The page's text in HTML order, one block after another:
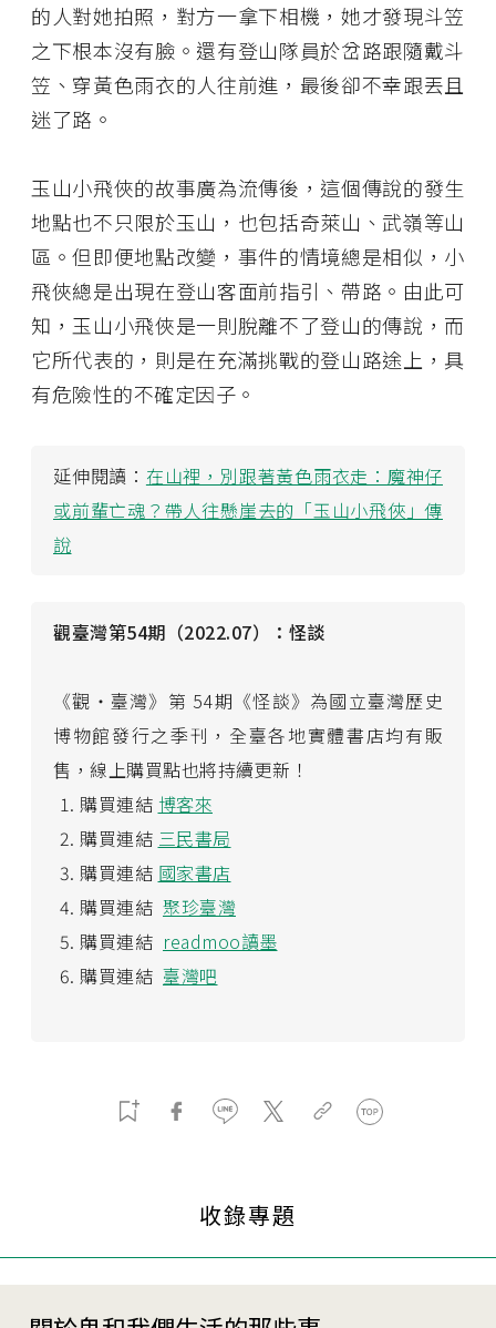
的人對她拍照，對方一拿下相機，她才發現斗笠
之下根本沒有臉。還有登山隊員於岔路跟隨戴斗
笠、穿黃色雨衣的人往前進，最後卻不幸跟丟且
迷了路。
玉山小飛俠的故事廣為流傳後，這個傳說的發生
地點也不只限於玉山，也包括奇萊山、武嶺等山
區。但即便地點改變，事件的情境總是相似，小
飛俠總是出現在登山客面前指引、帶路。由此可
知，玉山小飛俠是一則脫離不了登山的傳說，而
它所代表的，則是在充滿挑戰的登山路途上，具
有危險性的不確定因子。
延伸閱讀： 在山裡，別跟著黃色雨衣走：魔神仔
或前輩亡魂？帶人往懸崖去的「玉山小飛俠」傳
說
觀臺灣第54期（2022.07）：怪談
《觀・臺灣》第 54期《怪談》為國立臺灣歷史
博物館發行之季刊，全臺各地實體書店均有販
售，線上購買點也將持續更新！
購買連結 博客來
購買連結 三民書局
購買連結 國家書店
購買連結 聚珍臺灣
購買連結 readmoo讀墨
購買連結 臺灣吧
收錄專題